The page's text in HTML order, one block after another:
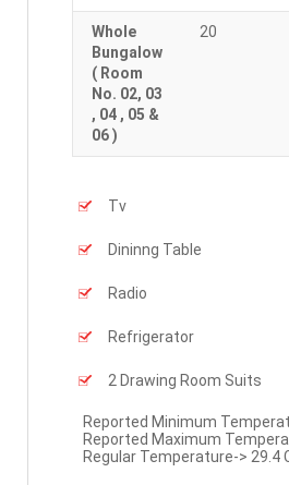
Whole
Bungalow
( Room
No. 02, 03
, 04 , 05 &
06 )
20
Tv
Dininng Table
Radio
Refrigerator
2 Drawing Room Suits
Reported Minimum
Reported Maximum
Regular Temperature-> 29.4